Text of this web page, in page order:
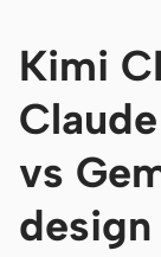
Kimi
vs
design